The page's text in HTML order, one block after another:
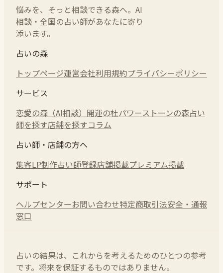
悩みを、そっと相談できる森へ。AI
相談・全国の占い師があなたに寄り
添います。
占いの森
トップページ運営会社利用規約プライバシーポリシー
サービス
恋愛の森（AI相談） 開運の杜パワーストーンの森占い
師を探す店舗を探すコラム
占い師・店舗の方へ
集客LP制作占い師登録店舗掲載プレミアム掲載
サポート
ヘルプセンターお問い合わせ特定商取引法安全・通報
窓口
占いの結果は、これからを考えるためのひとつの参考
です。将来を保証するものではありません。